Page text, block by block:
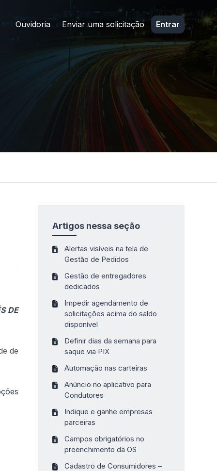
Ouvidoria Enviar uma solicitação Entrar
Artigos nessa seção
Alertas visíveis na tela de
Gestão de Pedidos
Gestão de entregadores
dedicados
Impedir agendamento de
solicitações acima do saldo
disponível
Definir dias da semana para
saque via PIX
Automação nas carteiras
Anúncio no aplicativo para
Condutores
Indique e ganhe empresas
parceiras
Campos obrigatórios no
preenchimento da OS
Cadastro de Consumidores –
DE
de